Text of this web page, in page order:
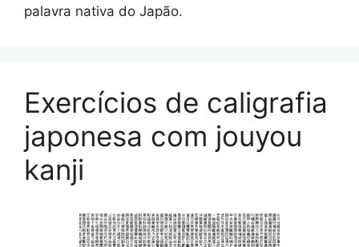
palavra nativa do Japão.
Exercícios de caligrafia
japonesa com jouyou
kanji